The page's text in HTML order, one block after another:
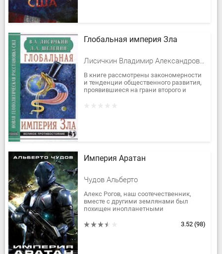
Глобальная империя Зла
Лисичкин Владимир Александрович, Шелепин Леонид Александрович
В книге рассмотрены закономерности
и тенденции общественного развития,
проявившиеся на грани второго и
Империя Аратан
Чудов Альберто
Алекс Рогов, наш соотечественник,
вместе с другими землянами был
похищен инопланетными
что корабль был перехвачен патрулем
3.52 (98)